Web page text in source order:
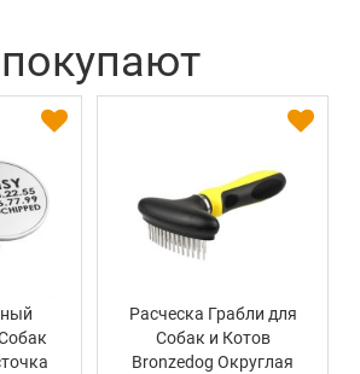
Расческа Грабли для
Собак и Котов
Bronzedog Округлая